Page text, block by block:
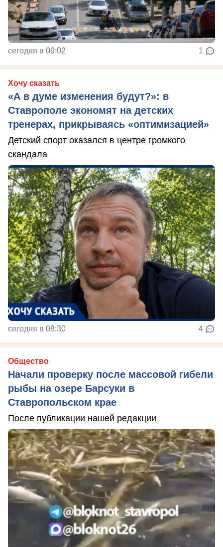
сегодня в 09:02 1
Хочу сказать
«А в думе изменения будут?»: в
Ставрополе экономят на детских
тренерах, прикрываясь «оптимизацией»
Детский спорт оказался в центре громкого
скандала
сегодня в 08:30 4
Общество
Начали проверку после массовой гибели
рыбы на озере Барсуки в
Ставропольском крае
После публикации нашей редакции